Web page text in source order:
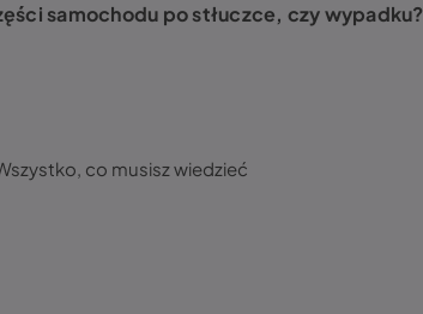
samochodu po stłuczce, czy wypadku?
co musisz wiedzieć